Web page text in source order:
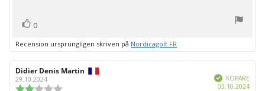
Rösta
0
Recension ursprungligen skriven på Nordicagolf FR
Recensionsförfattare:
Didier Denis Martin
29.10.2024 Bekräftad
KÖPARE
03.10.2024